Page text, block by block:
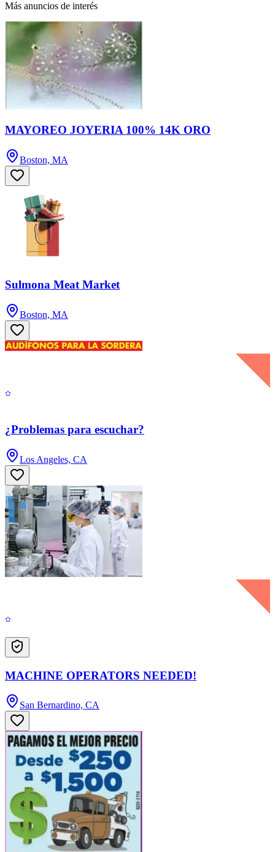
Más anuncios de interés
MAYOREO JOYERIA 100% 14K ORO
Boston, MA
Sulmona Meat Market
Boston, MA
¿Problemas para escuchar?
Los Angeles, CA
MACHINE OPERATORS NEEDED!
San Bernardino, CA